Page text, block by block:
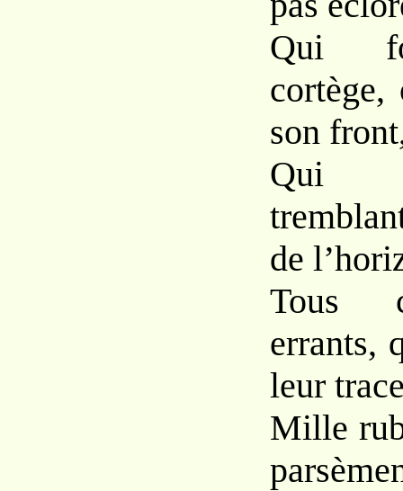
Qui
cortège,
son
Qui
de
Tous
errants,
leur
Mille